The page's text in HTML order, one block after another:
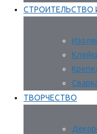
СТРОИТЕЛЬСТВО
ТВОРЧЕСТВО